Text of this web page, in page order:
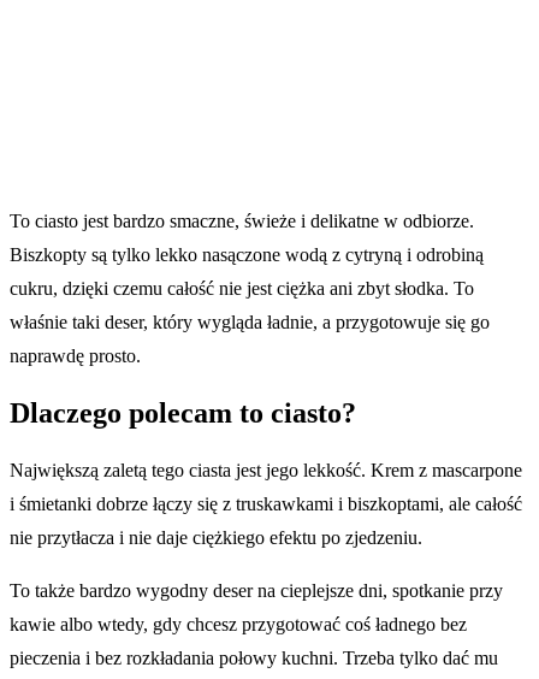
To ciasto jest bardzo smaczne, świeże i delikatne w odbiorze.
Biszkopty są tylko lekko nasączone wodą z cytryną i odrobiną
cukru, dzięki czemu całość nie jest ciężka ani zbyt słodka. To
właśnie taki deser, który wygląda ładnie, a przygotowuje się go
naprawdę prosto.
Dlaczego polecam to ciasto?
Największą zaletą tego ciasta jest jego lekkość. Krem z mascarpone
i śmietanki dobrze łączy się z truskawkami i biszkoptami, ale całość
nie przytłacza i nie daje ciężkiego efektu po zjedzeniu.
To także bardzo wygodny deser na cieplejsze dni, spotkanie przy
kawie albo wtedy, gdy chcesz przygotować coś ładnego bez
pieczenia i bez rozkładania połowy kuchni. Trzeba tylko dać mu